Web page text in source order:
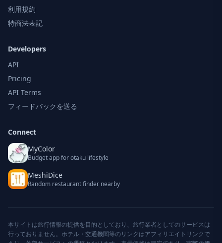
利用規約
特商法表記
Developers
API
Pricing
API Terms
フィードバックを送る
Connect
MyColor
Budget app for otaku lifestyle
MeshiDice
Random restaurant finder nearby
本サイトは旅行情報の提供を目的としており、旅行業者としてのサービスは
行っておりません。ホテル・交通機関等のリンクはアフィリエイトリンクで